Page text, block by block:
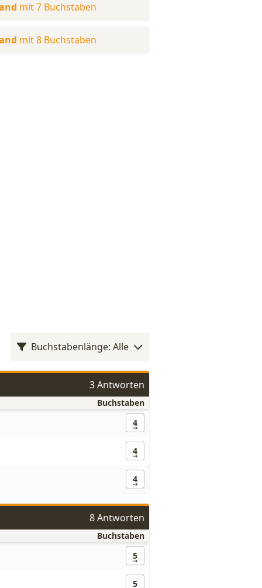
mit 7 Buchstaben
mit 8 Buchstaben
Buchstabenlänge: Alle
3 Antworten
Buchstaben
4
4
4
8 Antworten
Buchstaben
5
5